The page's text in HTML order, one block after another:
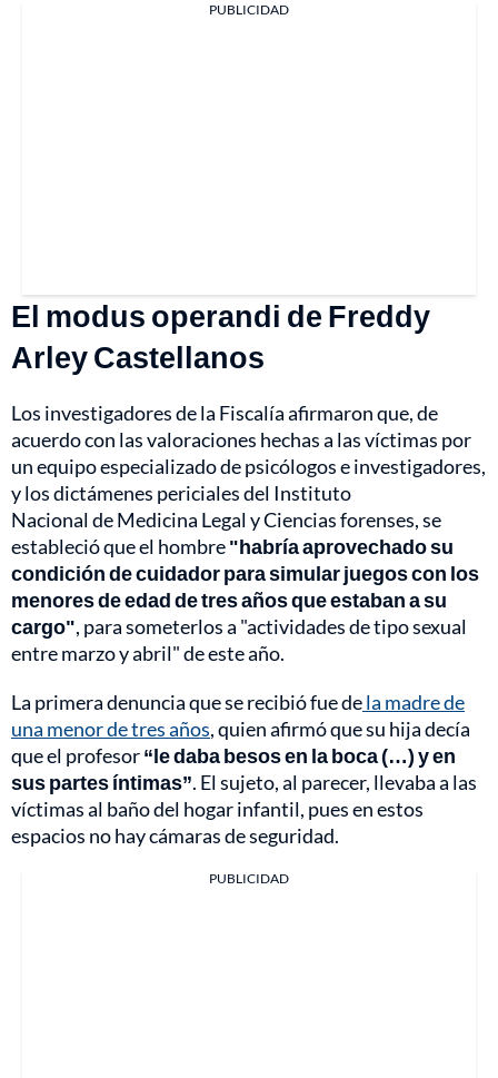
PUBLICIDAD
El modus operandi de Freddy
Arley Castellanos
Los investigadores de la Fiscalía afirmaron que, de
acuerdo con las valoraciones hechas a las víctimas por
un equipo especializado de psicólogos e investigadores,
y los dictámenes periciales del Instituto
Nacional de Medicina Legal y Ciencias forenses, se
estableció que el hombre"habría aprovechado su
condición de cuidador para simular juegos con los
menores de edad de tres años que estaban a su
cargo", para someterlos a "actividades de tipo sexual
entre marzo y abril" de este año.
La primera denuncia que se recibió fue dela madre de
una menor de tres años, quien afirmó que su hija decía
que el profesor“le daba besos en la boca (…) y en
sus partes íntimas”. El sujeto, al parecer, llevaba a las
víctimas al baño del hogar infantil, pues en estos
espacios no hay cámaras de seguridad.
PUBLICIDAD